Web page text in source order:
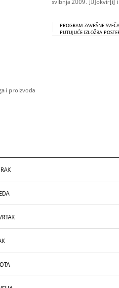
i proizvoda
svibnja 2009. [U]okvir[i]
PROGRAM ZAVRŠNE
PUTUJUĆE IZLOŽBA